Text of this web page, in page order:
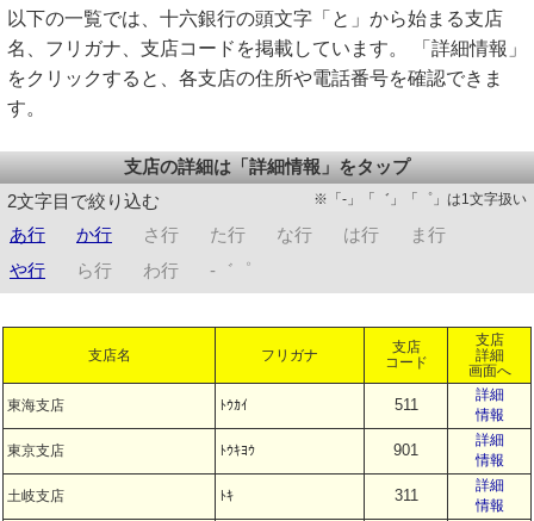
以下の一覧では、十六銀行の頭文字「と」から始まる支店
名、フリガナ、支店コードを掲載しています。 「詳細情報」
をクリックすると、各支店の住所や電話番号を確認できま
す。
支店の詳細は「詳細情報」をタップ
2文字目で絞り込む
※「-」「゛」「゜」は1文字扱い
あ行 か行 さ行 た行 な行 は行
ま行
や行
ら行 わ行 -゛゜
支店名 フリガナ
支店
コード
支店
詳細
画面へ
東海支店 ﾄｳｶｲ 511
詳細
情報
東京支店 ﾄｳｷﾖｳ 901
詳細
情報
土岐支店 ﾄｷ 311
詳細
情報